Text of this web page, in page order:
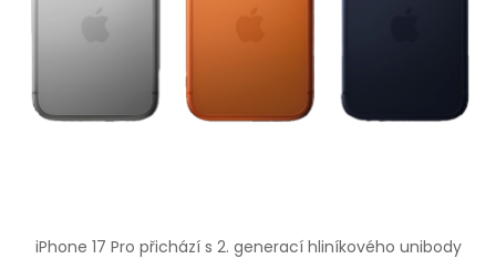
iPhone 17 Pro přichází s 2. generací hliníkového unibody